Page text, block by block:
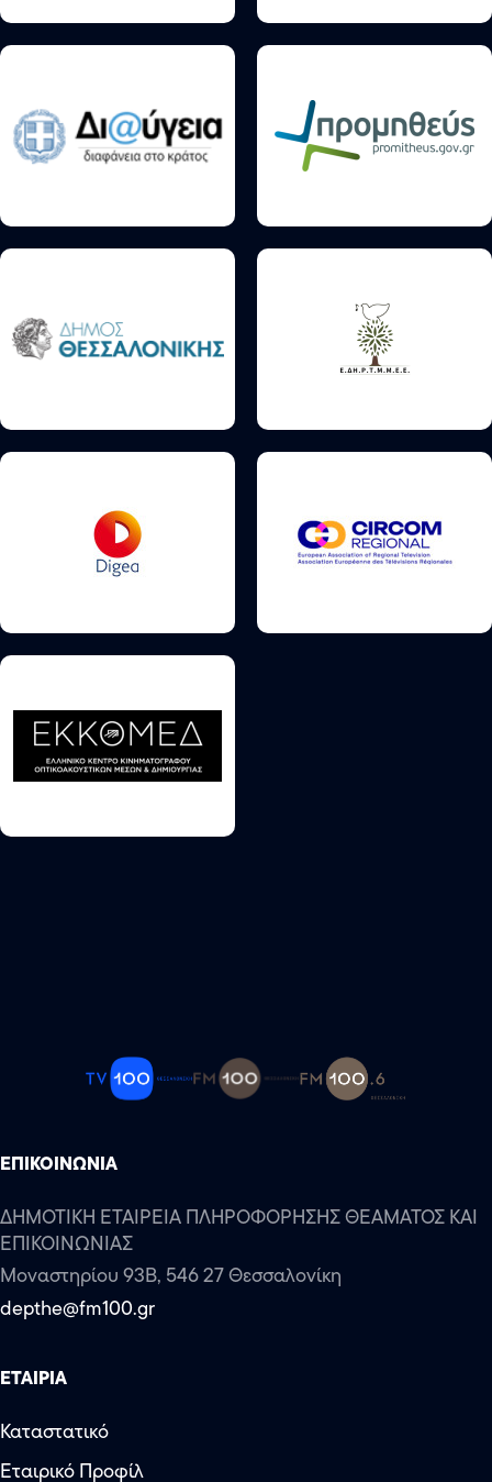
ΕΠΙΚΟΙΝΩΝΙΑ
ΔΗΜΟΤΙΚΗ ΕΤΑΙΡΕΙΑ ΠΛΗΡΟΦΟΡΗΣΗΣ ΘΕΑΜΑΤΟΣ ΚΑΙ
ΕΠΙΚΟΙΝΩΝΙΑΣ
Μοναστηρίου 93Β, 546 27 Θεσσαλονίκη
depthe@fm100.gr
ΕΤΑΙΡΙΑ
Καταστατικό
Εταιρικό Προφίλ